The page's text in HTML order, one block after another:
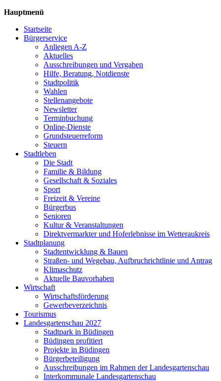
Hauptmenü
Startseite
Bürgerservice
Anliegen A-Z
Aktuelles
Ausschreibungen und Vergaben
Hilfe, Beratung, Notdienste
Stadtpolitik
Wahlen
Stellenangebote
Newsletter
Terminbuchung
Online-Dienste
Grundsteuerreform
Steuern
Stadtleben
Die Stadt
Familie & Bildung
Gesellschaft & Soziales
Sport
Freizeit & Vereine
Bürgerbus
Senioren
Kultur & Veranstaltungen
Direktvermarkter und Hoferlebnisse im Wetteraukreis
Stadtplanung
Stadtentwicklung & Bauen
Straßen- und Wegebau, Aufbruchrichtlinie und Antrag
Klimaschutz
Aktuelle Bauvorhaben
Wirtschaft
Wirtschaftsförderung
Gewerbeverzeichnis
Tourismus
Landesgartenschau 2027
Stadtpark in Büdingen
Büdingen profitiert
Projekte in Büdingen
Bürgerbeteiligung
Ausschreibungen im Rahmen der Landesgartenschau
Interkommunale Landesgartenschau